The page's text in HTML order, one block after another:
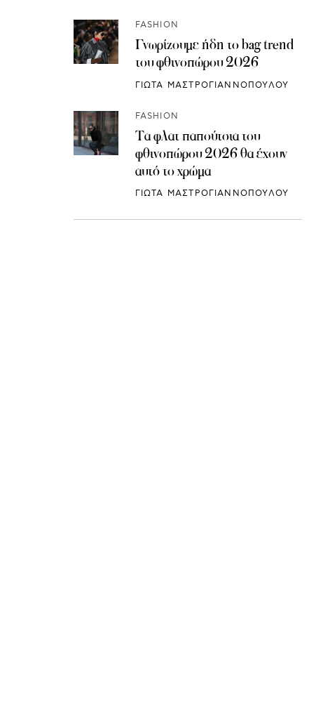
FASHION
Γνωρίζουμε ήδη το bag trend
του φθινοπώρου 2026
ΓΙΩΤΑ ΜΑΣΤΡΟΓΙΑΝΝΟΠΟΥΛΟΥ
FASHION
Τα φλατ παπούτσια του
φθινοπώρου 2026 θα έχουν
αυτό το χρώμα
ΓΙΩΤΑ ΜΑΣΤΡΟΓΙΑΝΝΟΠΟΥΛΟΥ